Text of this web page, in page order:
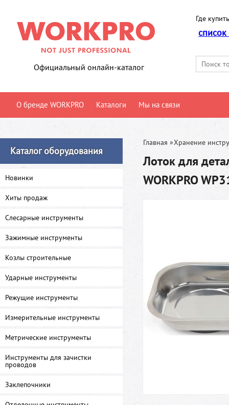
Официальный онлайн-каталог
Где
О бренде WORKPRO Каталоги Мы на связи
Каталог оборудования
Новинки
Хиты продаж
Слесарные инструменты
Зажимные инструменты
Козлы строительные
Ударные инструменты
Режущие инструменты
Измерительные инструменты
Метрические инструменты
Инструменты для зачистки
проводов
Заклепочники
Главная »Хранение
Лоток для
WORKPRO